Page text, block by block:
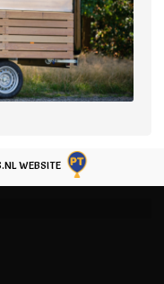
WEBSITE